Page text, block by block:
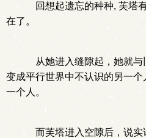
回想起遗忘的种种, 芙塔
在了。
从她进入缝隙起，她就与
变成平行世界中不认识的另一个
一个人。
而芙塔进入空隙后，说实